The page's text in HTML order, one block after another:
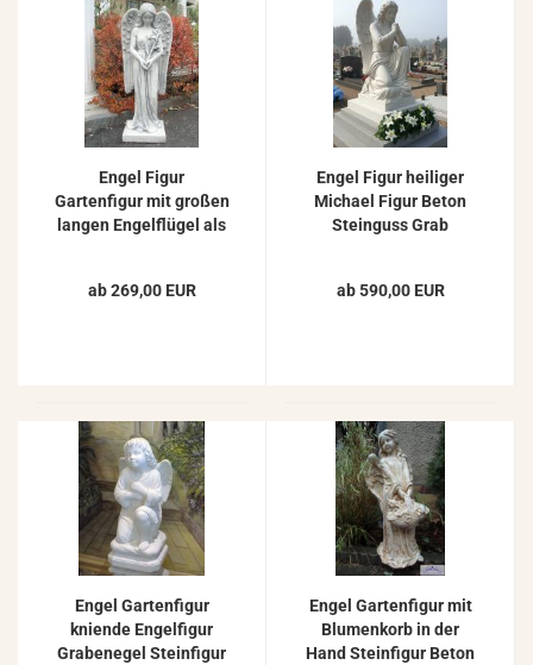
Engel Figur
Gartenfigur mit großen
langen Engelflügel als
ab 269,00 EUR
Engel Figur heiliger
Michael Figur Beton
Steinguss Grab
ab 590,00 EUR
Engel Gartenfigur
kniende Engelfigur
Grabenegel Steinfigur
Engel Gartenfigur mit
Blumenkorb in der
Hand Steinfigur Beton